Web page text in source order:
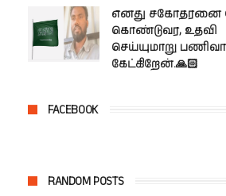
எனது சகோதரனை
கொண்டுவர, உதவி
செய்யுமாறு
கேட்கிறேன்.🙏🏻
FACEBOOK
RANDOM POSTS